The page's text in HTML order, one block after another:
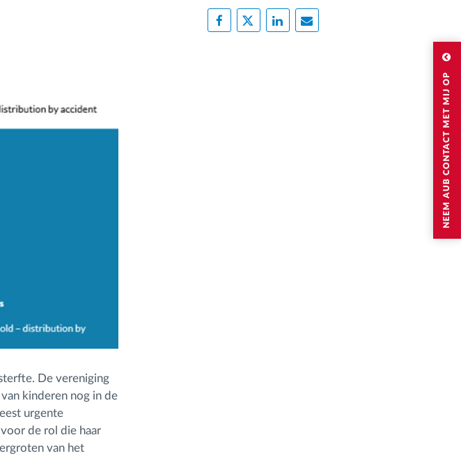
NEEM AUB CONTACT MET MIJ OP
De vereniging
kinderen nog in de
urgente
de rol die haar
van het